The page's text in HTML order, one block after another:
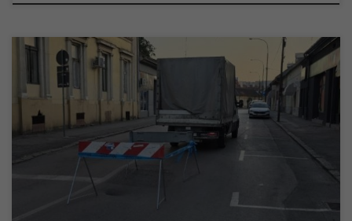
ЈКП „Водовод и канализација“ Зрењанин у петак почиње
радове на санацији хаварије на канализационој мрежи у
Савезничкој улици, због чега ће доћи до промена у режиму
саобраћаја док трају наведени радови. Након завршених
припремних радњи ЈКП „Водовод и канализација“ Зрењанин у
петак 31. јула почиње са грађевинским радовима на санацији